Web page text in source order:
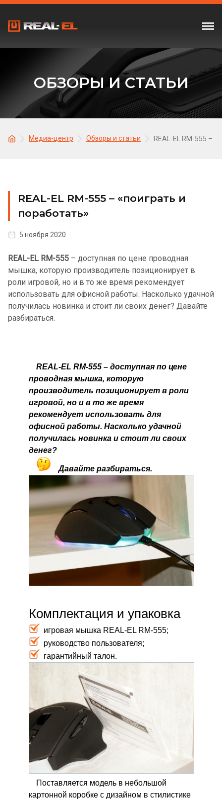
ОБЗОРЫ И СТАТЬИ
Медиа-центр Обзоры и статьи REAL-EL RM-555 –
REAL-EL RM-555 – «поиграть и
поработать»
5 ноября 2020
REAL-EL RM-555 – доступная по цене проводная
мышка, которую производитель позиционирует в
роли игровой, но и в то же время рекомендует
использовать для офисной работы. Насколько удачной
получилась новинка и стоит ли своих денег? Давайте
разбираться.
REAL-EL RM-555 – доступная по цене
проводная мышка, которую
производитель позиционирует в роли
игровой, но и в то же время
рекомендует использовать для
офисной работы. Насколько удачной
получилась новинка и стоит ли своих
денег?
Давайте разбираться.
Комплектация и упаковка
игровая мышка REAL-EL RM-555;
руководство пользователя;
гарантийный талон.
Поставляется модель в небольшой
картонной коробке с дизайном в стилистике